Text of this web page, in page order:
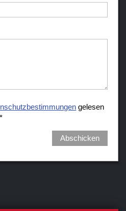
gelesen
Abschicken